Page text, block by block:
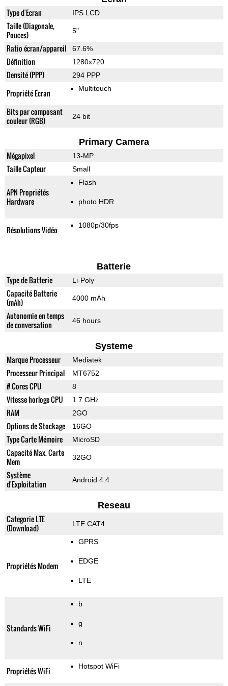
Type d'Ecran IPS LCD
Taille (Diagonale,
Pouces)
5"
Ratio écran/appareil 67.6%
Définition 1280x720
Densité (PPP) 294 PPP
Propriété Ecran Multitouch
Bits par composant
couleur (RGB)
24 bit
Primary Camera
Mégapixel 13-MP
Taille Capteur Small
APN Propriétés
Hardware
Flash
photo HDR
Résolutions Vidéo 1080p/30fps
Batterie
Type de Batterie Li-Poly
Capacité Batterie
(mAh)
4000 mAh
Autonomie en temps
de conversation
46 hours
Systeme
Marque Processeur Mediatek
Processeur Principal MT6752
# Cores CPU 8
Vitesse horloge CPU 1.7 GHz
RAM 2GO
Options de Stockage 16GO
Type Carte Mémoire MicroSD
Capacité Max. Carte
Mem
32GO
Système
d'Exploitation
Android 4.4
Reseau
Categorie LTE
(Download)
LTE CAT4
Propriétés Modem
GPRS
EDGE
LTE
Standards WiFi
b
g
n
Propriétés WiFi Hotspot WiFi